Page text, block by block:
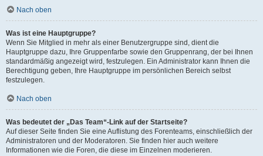
Nach oben
Was ist eine Hauptgruppe?
Wenn Sie Mitglied in mehr als einer Benutzergruppe sind, dient die
Hauptgruppe dazu, Ihre Gruppenfarbe sowie den Gruppenrang, der bei Ihnen
standardmäßig angezeigt wird, festzulegen. Ein Administrator kann Ihnen die
Berechtigung geben, Ihre Hauptgruppe im persönlichen Bereich selbst
festzulegen.
Nach oben
Was bedeutet der „Das Team“-Link auf der Startseite?
Auf dieser Seite finden Sie eine Auflistung des Forenteams, einschließlich der
Administratoren und der Moderatoren. Sie finden hier auch weitere
Informationen wie die Foren, die diese im Einzelnen moderieren.